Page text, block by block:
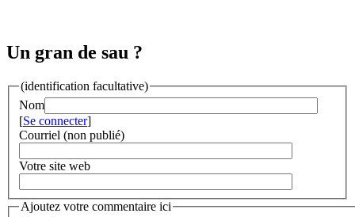
Un gran de sau ?
(identification facultative)
Nom
[Se connecter]
Courriel (non publié)
Votre site web
Ajoutez votre commentaire ici